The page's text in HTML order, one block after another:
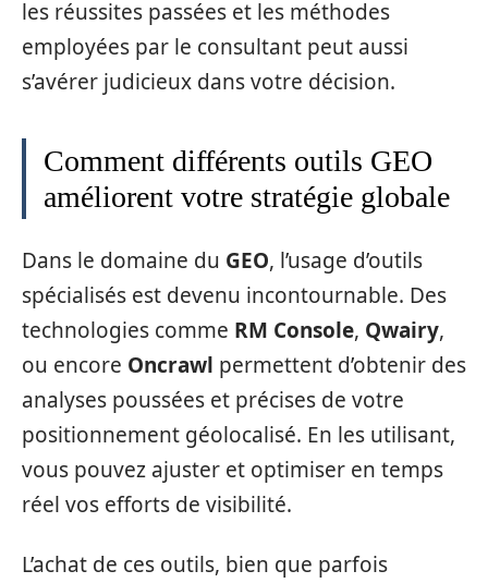
les réussites passées et les méthodes
employées par le consultant peut aussi
s’avérer judicieux dans votre décision.
Comment différents outils GEO
améliorent votre stratégie globale
Dans le domaine du GEO, l’usage d’outils
spécialisés est devenu incontournable. Des
technologies comme RM Console, Qwairy,
ou encore Oncrawl permettent d’obtenir des
analyses poussées et précises de votre
positionnement géolocalisé. En les utilisant,
vous pouvez ajuster et optimiser en temps
réel vos efforts de visibilité.
L’achat de ces outils, bien que parfois